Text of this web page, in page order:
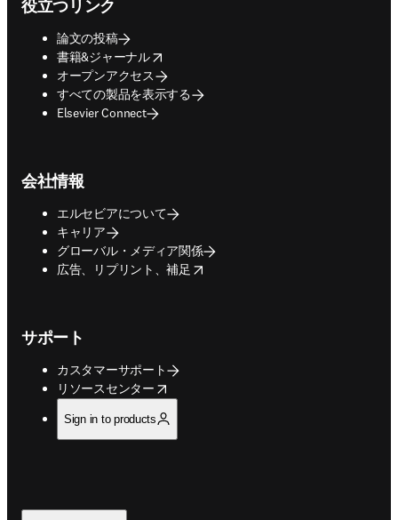
役立つリンク
論文の投稿
書籍&ジャーナル
opens in new tab/window
オープンアクセス
すべての製品を表示する
Elsevier Connect
会社情報
エルセビアについて
キャリア
グローバル・メディア関係
広告、リプリント、補足
opens in new tab/window
サポート
カスタマーサポート
リソースセンター
opens in new tab/window
Sign in to products